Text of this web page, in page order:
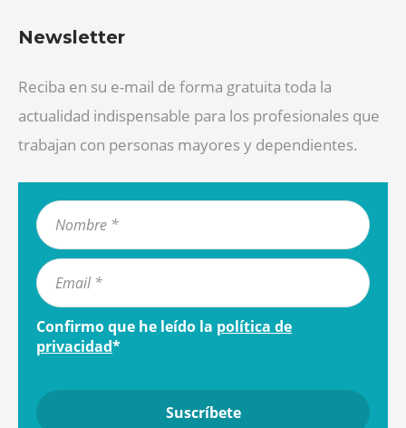
Newsletter
Reciba en su e-mail de forma gratuita toda la
actualidad indispensable para los profesionales que
trabajan con personas mayores y dependientes.
Confirmo que he leído la política de
privacidad*